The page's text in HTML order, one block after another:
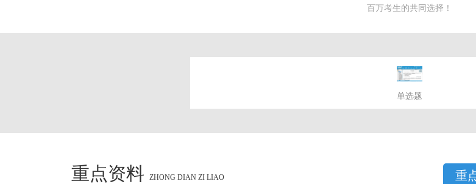
百万考生的共同选择！
单选题
重点资料 ZHONG DIAN ZI LIAO 重